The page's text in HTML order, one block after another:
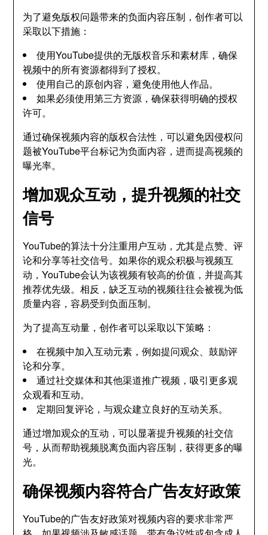
为了避免版权问题带来的负面内容压制，创作者可以
采取以下措施：
使用YouTube提供的无版权音乐和素材库，确保
视频中的所有资源都得到了授权。
使用自己的原创内容，避免使用他人作品。
如果必须使用第三方资源，确保获得明确的授权
许可。
通过确保视频内容的版权合法性，可以避免因侵权问
题被YouTube平台标记为负面内容，进而提高视频的
曝光率。
增加观众互动，提升视频的社交
信号
YouTube的算法十分注重用户互动，尤其是点赞、评
论和分享等社交信号。如果你的观众积极与视频互
动，YouTube会认为该视频有较高的价值，并提高其
推荐优先级。相反，缺乏互动的视频往往会被视为低
质量内容，容易受到负面压制。
为了提高互动量，创作者可以采取以下策略：
在视频中加入互动元素，例如提问观众、鼓励评
论和分享。
通过社交媒体和其他渠道推广视频，吸引更多观
众观看和互动。
定期回复评论，与观众建立良好的互动关系。
通过增加观众的互动，可以显著提升视频的社交信
号，从而帮助视频脱离负面内容压制，获得更多的曝
光。
确保视频内容符合广告友好政策
YouTube的广告友好政策对视频内容的要求非常严